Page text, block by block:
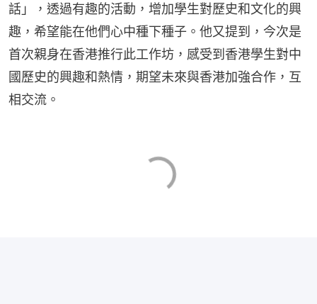
話」，透過有趣的活動，增加學生對歷史和文化的興
趣，希望能在他們心中種下種子。他又提到，今次是
首次親身在香港推行此工作坊，感受到香港學生對中
國歷史的興趣和熱情，期望未來與香港加強合作，互
相交流。